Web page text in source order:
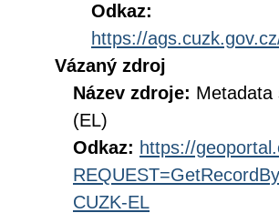
Odkaz:
https://
Vázaný zdroj
Název zdroje: Metadata
(EL)
Odkaz: https://
CUZK-EL